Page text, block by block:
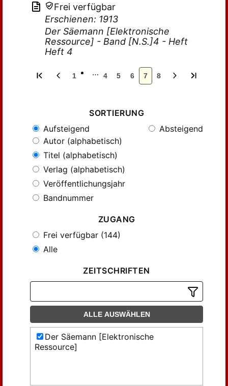
Frei verfügbar
Erschienen: 1913
Der Säemann [Elektronische
Ressource] - Band [N.S.]4 - Heft
Heft 4
1 … 4 5 6 7 8
SORTIERUNG
Aufsteigend
Absteigend
Autor (alphabetisch)
Titel (alphabetisch)
Verlag (alphabetisch)
Veröffentlichungsjahr
Bandnummer
ZUGANG
Frei verfügbar (144)
Alle
ZEITSCHRIFTEN
ALLE AUSWÄHLEN
Der Säemann [Elektronische
Ressource]